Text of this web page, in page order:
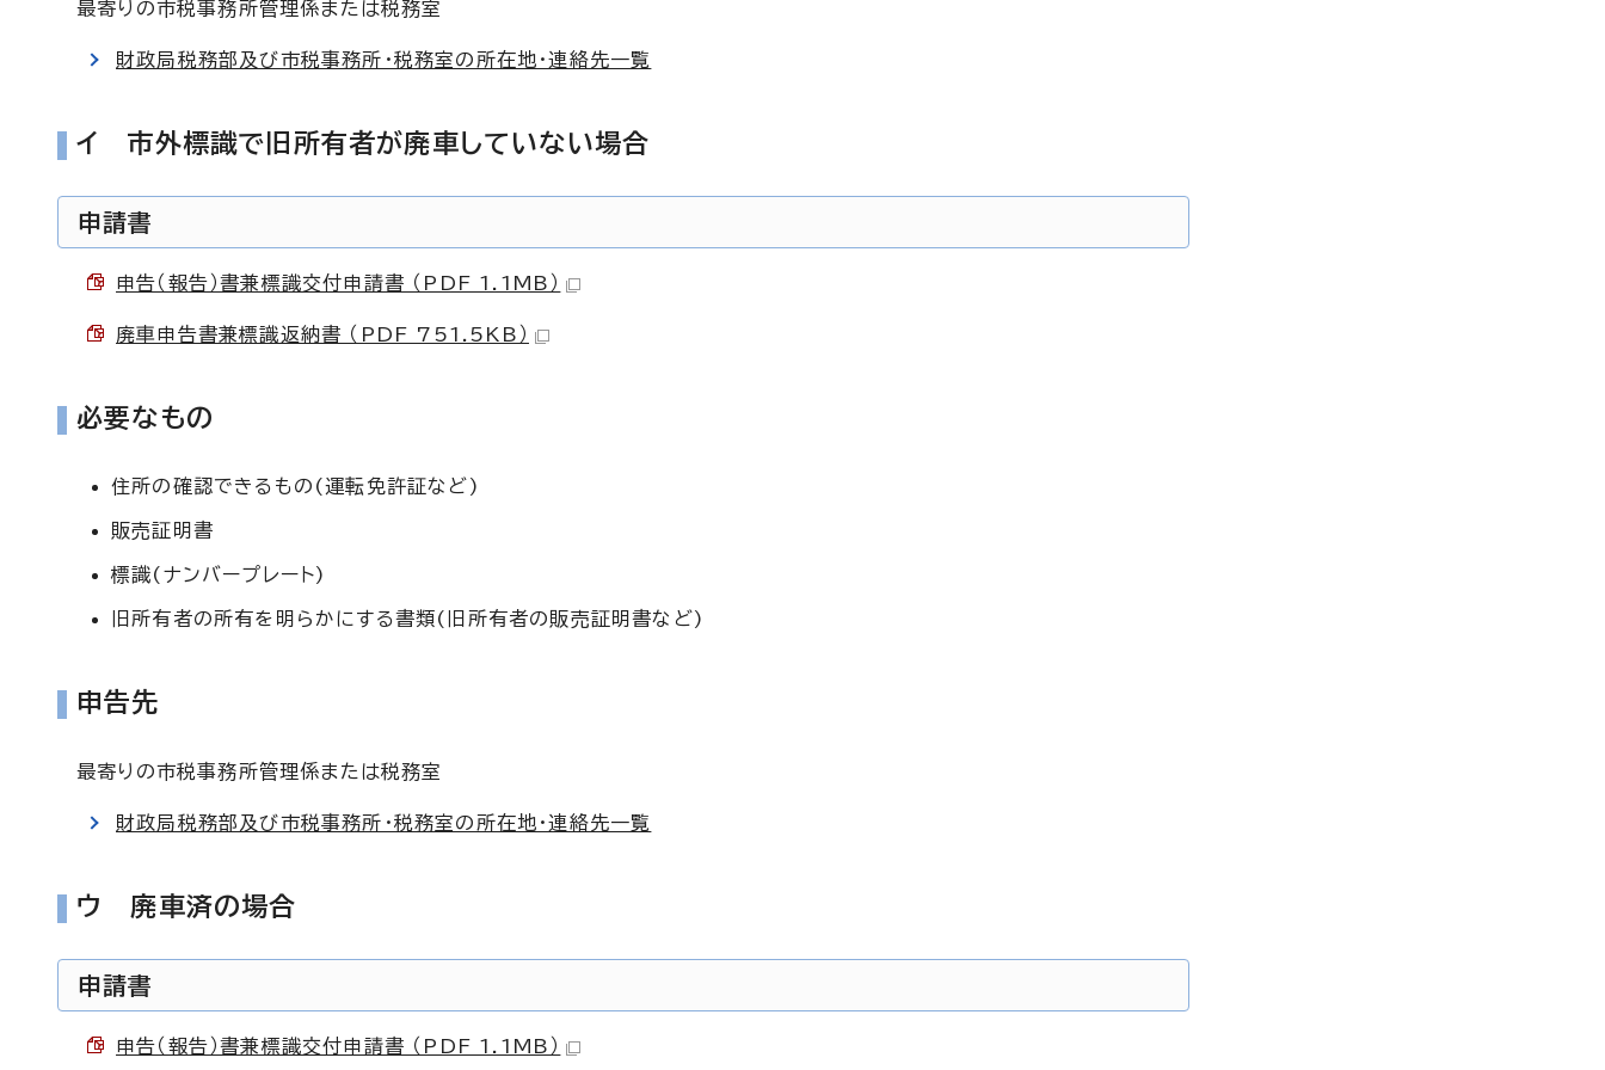
最寄りの市税事務所管理係または税務室
財政局税務部及び市税事務所・税務室の所在地・連絡先一覧
イ 市外標識で旧所有者が廃車していない場合
申請書
申告（報告）書兼標識交付申請書 （PDF 1.1MB）
廃車申告書兼標識返納書 （PDF 751.5KB）
必要なもの
住所の確認できるもの(運転免許証など)
販売証明書
標識(ナンバープレート)
旧所有者の所有を明らかにする書類(旧所有者の販売証明書など)
申告先
最寄りの市税事務所管理係または税務室
財政局税務部及び市税事務所・税務室の所在地・連絡先一覧
ウ 廃車済の場合
申請書
申告（報告）書兼標識交付申請書 （PDF 1.1MB）